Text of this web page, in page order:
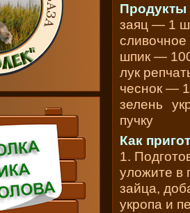
Продукты
заяц — 1
шпик —
лук
чеснок —
зелень
пучку
Как
1.
уложите в
зайца,
укропа и